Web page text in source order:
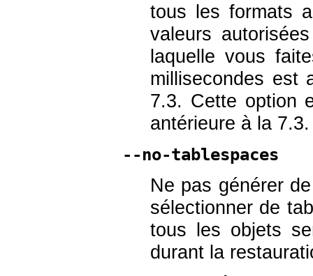
tous les formats
valeurs
laquelle vous
millisecondes est
7.3. Cette option
antérieure à la 7.3.
--no-tablespaces
Ne pas générer
sélectionner de
tous les objets
durant la